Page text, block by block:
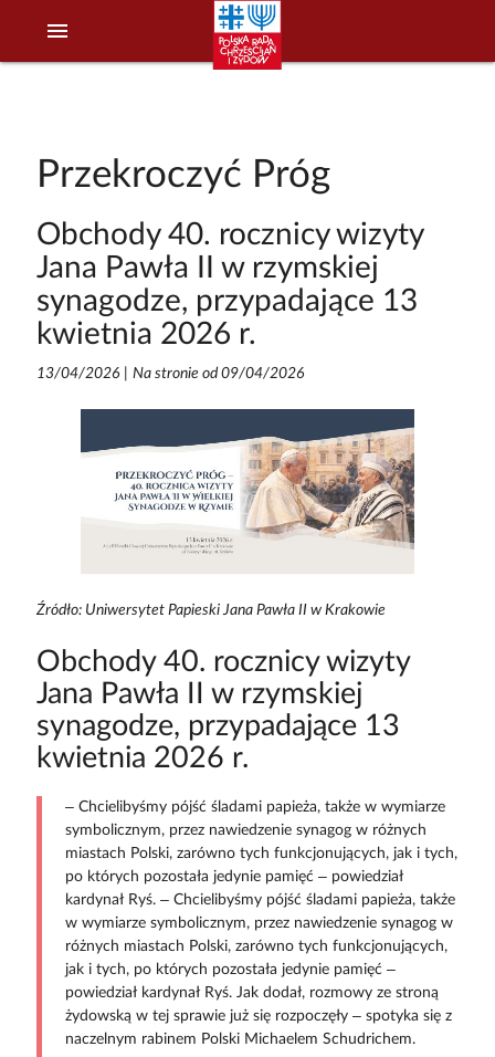
menu
Przekroczyć Próg
Obchody 40. rocznicy wizyty
Jana Pawła II w rzymskiej
synagodze, przypadające 13
kwietnia 2026 r.
13/04/2026| Na stronie od 09/04/2026
Źródło: Uniwersytet Papieski Jana Pawła II w Krakowie
Obchody 40. rocznicy wizyty
Jana Pawła II w rzymskiej
synagodze, przypadające 13
kwietnia 2026 r.
– Chcielibyśmy pójść śladami papieża, także w wymiarze
symbolicznym, przez nawiedzenie synagog w różnych
miastach Polski, zarówno tych funkcjonujących, jak i tych,
po których pozostała jedynie pamięć – powiedział
kardynał Ryś. – Chcielibyśmy pójść śladami papieża, także
w wymiarze symbolicznym, przez nawiedzenie synagog w
różnych miastach Polski, zarówno tych funkcjonujących,
jak i tych, po których pozostała jedynie pamięć –
powiedział kardynał Ryś. Jak dodał, rozmowy ze stroną
żydowską w tej sprawie już się rozpoczęły – spotyka się z
naczelnym rabinem Polski Michaelem Schudrichem.